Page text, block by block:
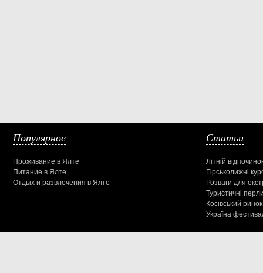
Популярное
Проживание в Ялте
Питание в Ялте
Отдых и развлечения в Ялте
Статьи
Літній
Гірськолижні
Розваги для
Туристичні
Косівський ринок
Україна